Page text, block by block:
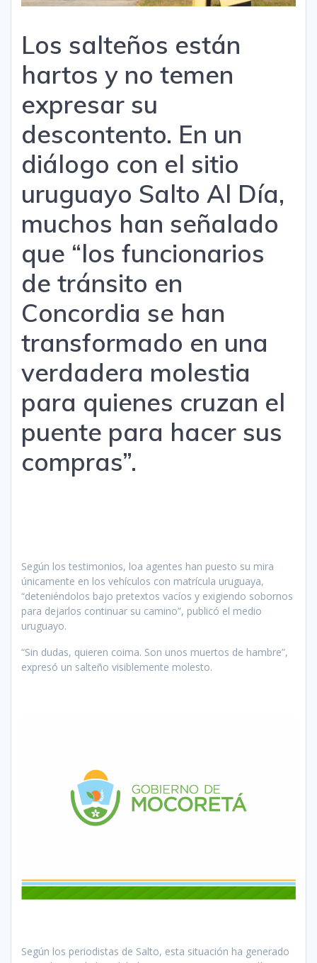
Los salteños están
hartos y no temen
expresar su
descontento. En un
diálogo con el sitio
uruguayo Salto Al Día,
muchos han señalado
que “los funcionarios
de tránsito en
Concordia se han
transformado en una
verdadera molestia
para quienes cruzan el
puente para hacer sus
compras”.
Según los testimonios, loa agentes han puesto su mira
únicamente en los vehículos con matrícula uruguaya,
“deteniéndolos bajo pretextos vacíos y exigiendo sobornos
para dejarlos continuar su camino”, publicó el medio
uruguayo.
“Sin dudas, quieren coima. Son unos muertos de hambre”,
expresó un salteño visiblemente molesto.
Según los periodistas de Salto, esta situación ha generado